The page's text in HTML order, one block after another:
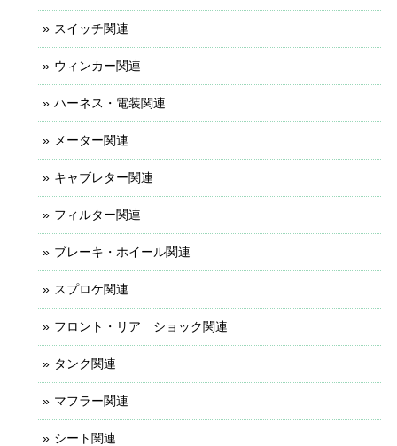
スイッチ関連
ウィンカー関連
ハーネス・電装関連
メーター関連
キャブレター関連
フィルター関連
ブレーキ・ホイール関連
スプロケ関連
フロント・リア ショック関連
タンク関連
マフラー関連
シート関連